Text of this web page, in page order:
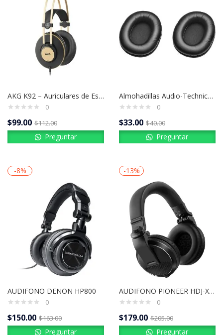
AKG K92 – Auriculares de Estudio con Precisión y Potencia Real
0
$99.00 $112.00
Preguntar
Almohadillas Audio-Technica HP-EP – ¡Tus Audífonos Como el Primer Día!
0
$33.00 $40.00
Preguntar
-8%
AUDIFONO DENON HP800
0
$150.00 $163.00
Preguntar
-13%
AUDIFONO PIONEER HDJ-X5 COLOR NEGRO
0
$179.00 $205.00
Preguntar